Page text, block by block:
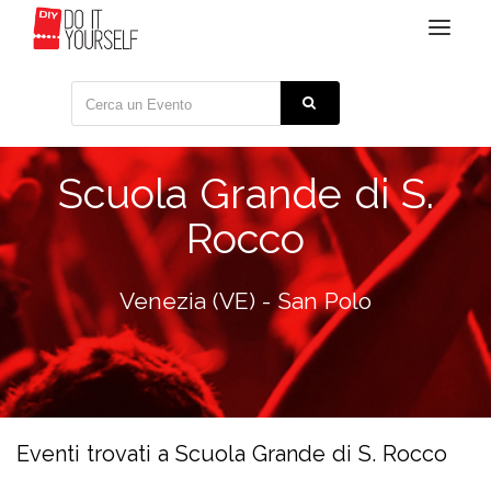
Toggle
Scuola Grande di S.
Rocco
Venezia (VE) - San Polo
Eventi trovati a Scuola Grande di S. Rocco